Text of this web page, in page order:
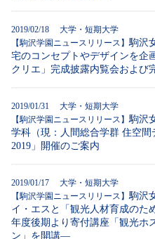
2019/02/18 大学・短期大学
【駒沢学園ニュースリリース】駒沢
宅のコンセプトやデザインを企
クリエ」完成披露内覧会および
2019/01/31 大学・短期大学
【駒沢学園ニュースリリース】駒沢
学科（現：人間総合学群 住空
2019」開催のご案内
2019/01/17 大学・短期大学
【駒沢学園ニュースリリース】駒沢
イ・エスと「観光人材育成の
年度後期より寄付講座「観光ホ
ン」を開講―